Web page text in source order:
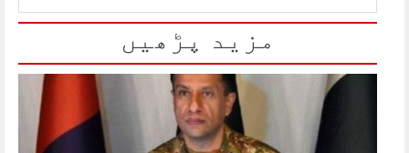
مزید پڑھیں